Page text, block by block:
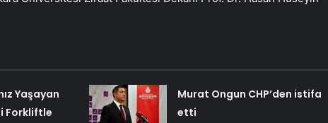
Yaşayan
Forkliftle
Murat Ongun CHP’den istifa
etti